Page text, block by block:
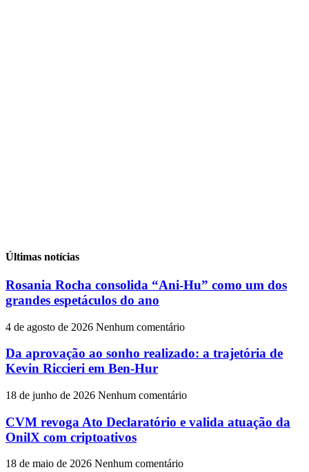
Últimas notícias
Rosania Rocha consolida “Ani-Hu” como um dos
grandes espetáculos do ano
4 de agosto de 2026 Nenhum comentário
Da aprovação ao sonho realizado: a trajetória de
Kevin Riccieri em Ben-Hur
18 de junho de 2026 Nenhum comentário
CVM revoga Ato Declaratório e valida atuação da
OnilX com criptoativos
18 de maio de 2026 Nenhum comentário